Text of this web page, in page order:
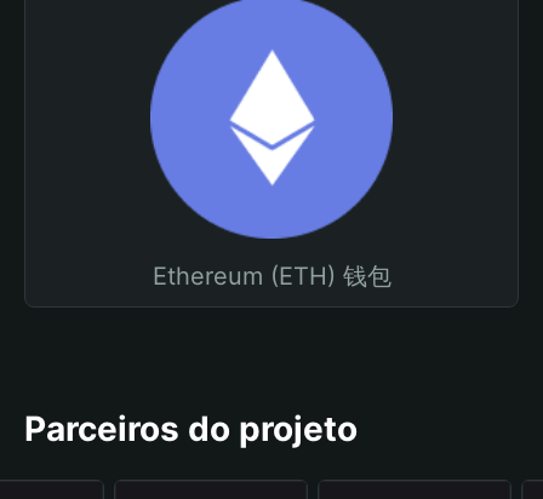
Ethereum (ETH) 钱包
Parceiros do projeto